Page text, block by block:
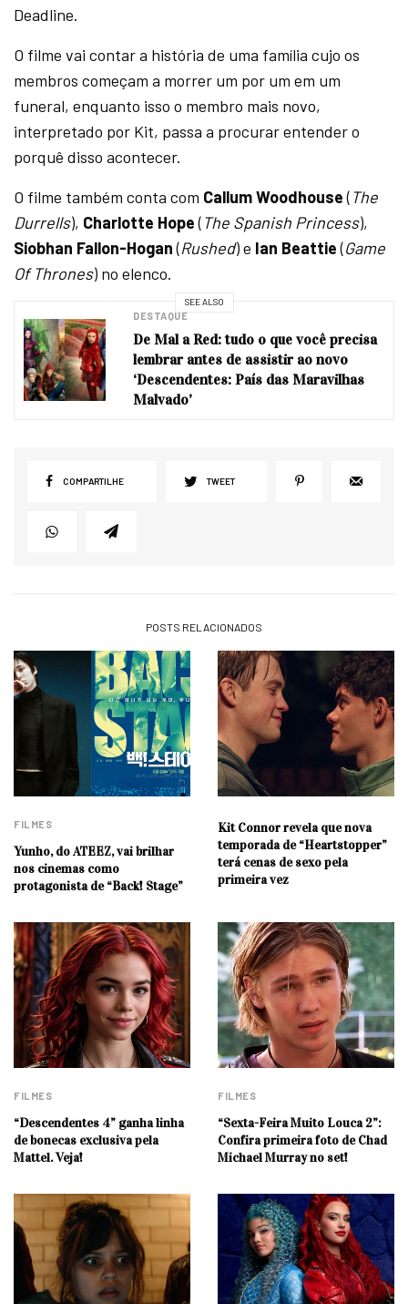
Deadline.
O filme vai contar a história de uma família cujo os
membros começam a morrer um por um em um
funeral, enquanto isso o membro mais novo,
interpretado por Kit, passa a procurar entender o
porquê disso acontecer.
O filme também conta com Callum Woodhouse(The
Durrells), Charlotte Hope(The Spanish Princess),
Siobhan Fallon-Hogan(Rushed) e Ian Beattie(Game
Of Thrones) no elenco.
SEE ALSO
DESTAQUE
De Mal a Red: tudo o que você precisa
lembrar antes de assistir ao novo
‘Descendentes: País das Maravilhas
Malvado’
COMPARTILHE TWEET
POSTS RELACIONADOS
FILMES
Yunho, do ATEEZ, vai brilhar
nos cinemas como
protagonista de “Back! Stage”
Kit Connor revela que nova
temporada de “Heartstopper”
terá cenas de sexo pela
primeira vez
FILMES
“Descendentes 4” ganha linha
de bonecas exclusiva pela
Mattel. Veja!
FILMES
“Sexta-Feira Muito Louca 2”:
Confira primeira foto de Chad
Michael Murray no set!